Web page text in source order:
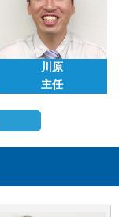
川原
主任